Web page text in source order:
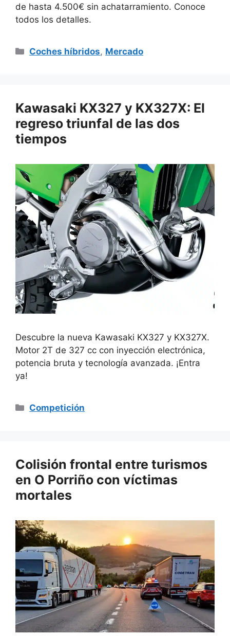
de hasta 4.500€ sin achatarramiento. Conoce
todos los detalles.
Categorías
Coches híbridos, Mercado
Kawasaki KX327 y KX327X: El
regreso triunfal de las dos
tiempos
Descubre la nueva Kawasaki KX327 y KX327X.
Motor 2T de 327 cc con inyección electrónica,
potencia bruta y tecnología avanzada. ¡Entra
ya!
Categorías
Competición
Colisión frontal entre turismos
en O Porriño con víctimas
mortales